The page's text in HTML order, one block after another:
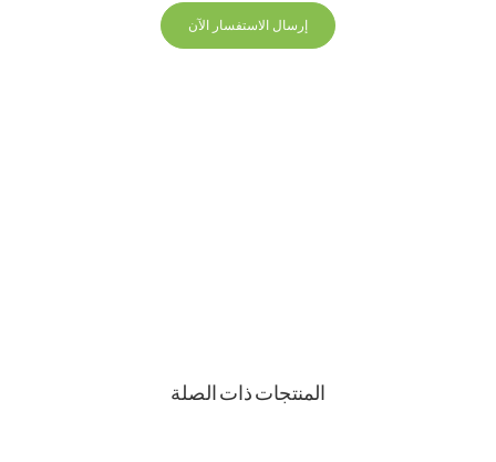
إرسال الاستفسار الآن
المنتجات ذات الصلة